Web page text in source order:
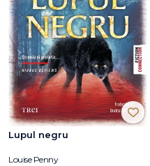
Lupul negru
Louise Penny